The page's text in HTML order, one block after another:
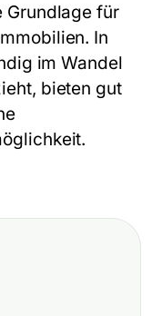
Grundlage für
In
im Wandel
bieten gut